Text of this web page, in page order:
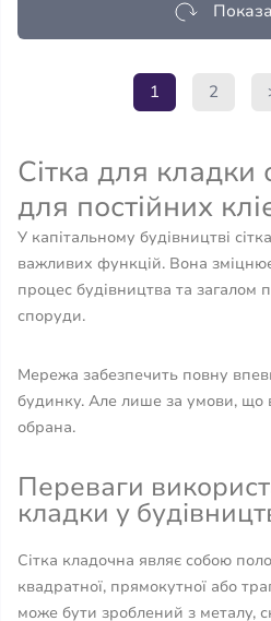
1 2
Сітка для кладки
для постійних
У капітальному будівництві
важливих функцій. Вона
процес будівництва та загалом
споруди.
Мережа забезпечить повну
будинку. Але лише за умови, що
обрана.
Переваги
кладки у
Сітка кладочна являє собою
квадратної, прямокутної або
може бути зроблений з металу,